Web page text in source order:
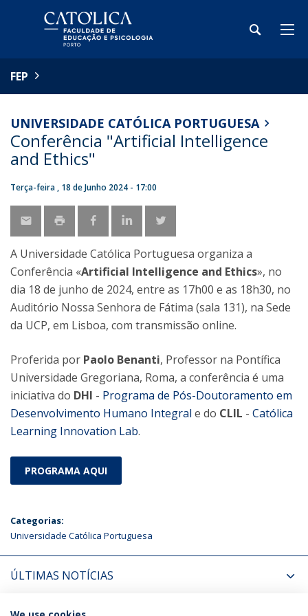
FEP
UNIVERSIDADE CATÓLICA PORTUGUESA
Conferência "Artificial Intelligence
and Ethics"
Terça-feira , 18 de Junho 2024 - 17:00
A Universidade Católica Portuguesa organiza a
Conferência «Artificial Intelligence and Ethics», no
dia 18 de junho de 2024, entre as 17h00 e as 18h30, no
Auditório Nossa Senhora de Fátima (sala 131), na Sede
da UCP, em Lisboa, com transmissão online.
Proferida por Paolo Benanti, Professor na Pontífica
Universidade Gregoriana, Roma, a conferência é uma
iniciativa do DHI - Programa de Pós-Doutoramento em
Desenvolvimento Humano Integral e do CLIL - Católica
Learning Innovation Lab.
PROGRAMA AQUI
Categorias:
Universidade Católica Portuguesa
ÚLTIMAS NOTÍCIAS